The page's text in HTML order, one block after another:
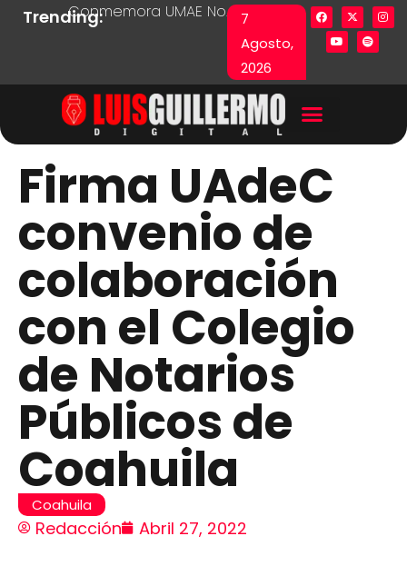
7
Agosto,
2026
Trending:Conmemora UMAE No. 71 Día de las y los
Lista en excel expone
Firma UAdeC
convenio de
colaboración
con el Colegio
de Notarios
Públicos de
Coahuila
Coahuila
Redacción Abril 27, 2022